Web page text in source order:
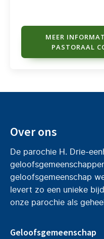
MEER
PASTORAAL
Over ons
De parochie H. Drie-
geloofsgemeenschap
levert zo een unieke
onze parochie als
Geloofsgemeenschap